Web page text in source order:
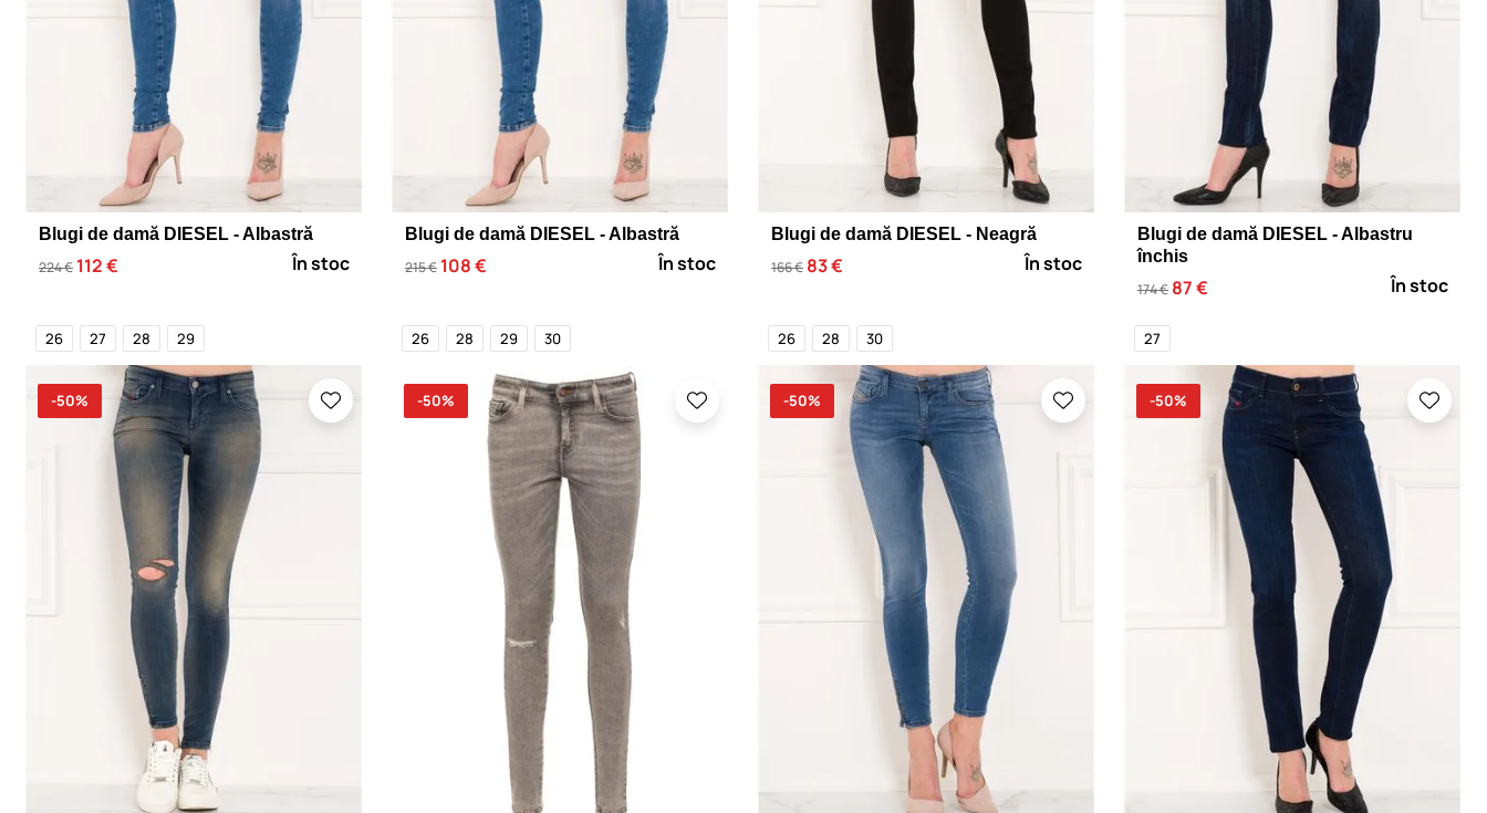
Blugi de damă DIESEL - Albastră
224 € 112 € În stoc
26 27 28 29
Blugi de damă DIESEL - Albastră
215 € 108 € În stoc
26 28 29 30
Blugi de damă DIESEL - Neagră
166 € 83 € În stoc
26 28 30
Blugi de damă DIESEL - Albastru
închis
174 € 87 € În stoc
27
-50% -50% -50% -50%